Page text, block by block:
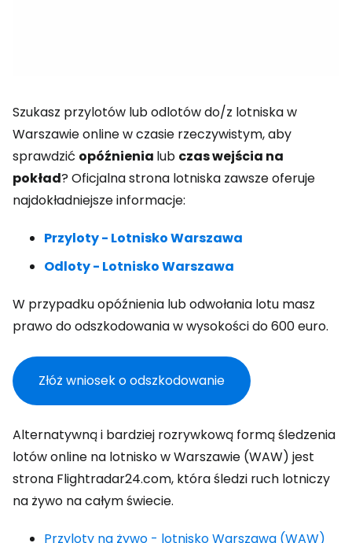
Szukasz przylotów lub odlotów do/z lotniska w
Warszawie online w czasie rzeczywistym, aby
sprawdzić opóźnienia lub czas wejścia na
pokład? Oficjalna strona lotniska zawsze oferuje
najdokładniejsze informacje:
Przyloty - Lotnisko Warszawa
Odloty - Lotnisko Warszawa
W przypadku opóźnienia lub odwołania lotu masz
prawo do odszkodowania w wysokości do 600 euro.
Złóż wniosek o odszkodowanie
Alternatywną i bardziej rozrywkową formą śledzenia
lotów online na lotnisko w Warszawie (WAW) jest
strona Flightradar24.com, która śledzi ruch lotniczy
na żywo na całym świecie.
Przyloty na żywo - lotnisko Warszawa (WAW)